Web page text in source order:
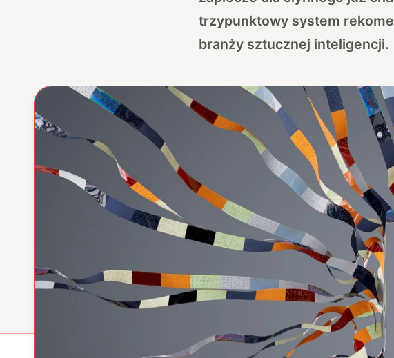
trzypunktowy system
branży sztucznej inteligencji.